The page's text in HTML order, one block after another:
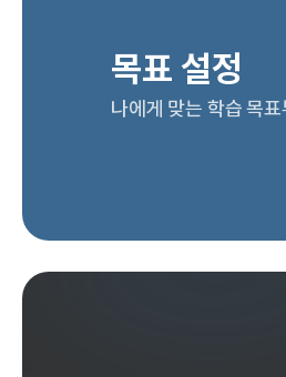
목표 설정
나에게 맞는 학습 목